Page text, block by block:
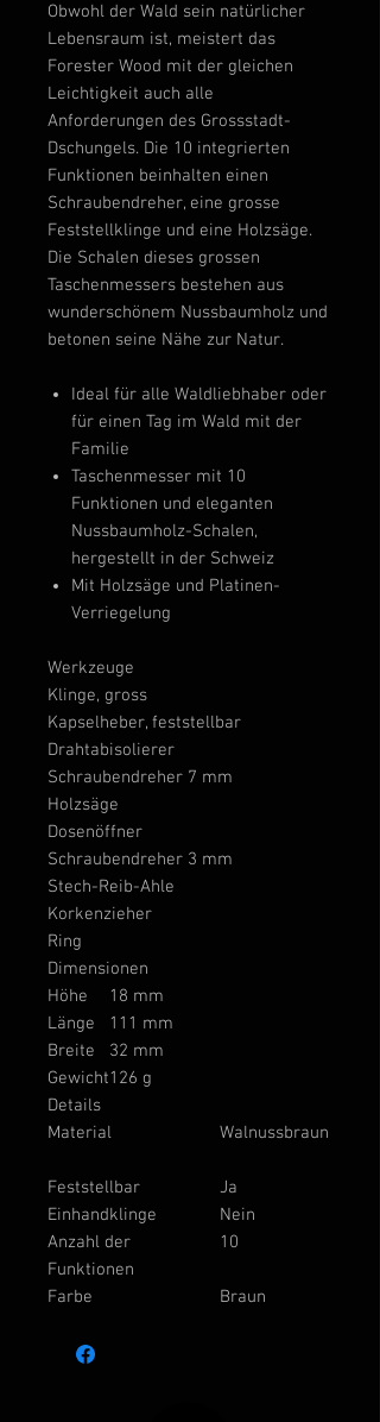
Obwohl der Wald sein natürlicher
Lebensraum ist, meistert das
Forester Wood mit der gleichen
Leichtigkeit auch alle
Anforderungen des Grossstadt-
Dschungels. Die 10 integrierten
Funktionen beinhalten einen
Schraubendreher, eine grosse
Feststellklinge und eine Holzsäge.
Die Schalen dieses grossen
Taschenmessers bestehen aus
wunderschönem Nussbaumholz und
betonen seine Nähe zur Natur.
Ideal für alle Waldliebhaber oder
für einen Tag im Wald mit der
Familie
Taschenmesser mit 10
Funktionen und eleganten
Nussbaumholz-Schalen,
hergestellt in der Schweiz
Mit Holzsäge und Platinen-
Verriegelung
Werkzeuge
Klinge, gross
Kapselheber, feststellbar
Drahtabisolierer
Schraubendreher 7 mm
Holzsäge
Dosenöffner
Schraubendreher 3 mm
Stech-Reib-Ahle
Korkenzieher
Ring
Dimensionen
Höhe
18 mm
Länge
111 mm
Breite
32 mm
Gewicht126 g
Details
Material
Walnussbraun
Feststellbar
Ja
Einhandklinge
Nein
Anzahl der
Funktionen
10
Farbe Braun